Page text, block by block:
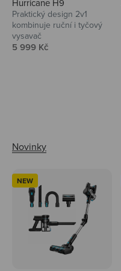
Hurricane H9
Praktický design 2v1
kombinuje ruční i tyčový
vysavač
Prodejní cena
5 999 Kč
NEW